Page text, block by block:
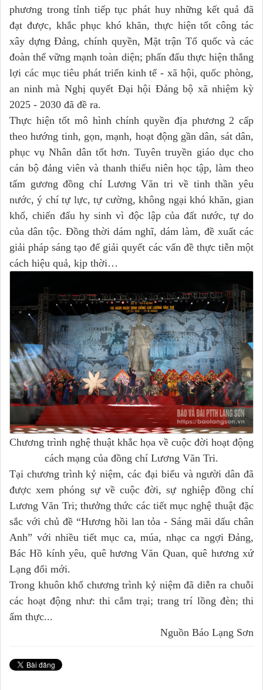
phương trong tỉnh tiếp tục phát huy những kết quả đã
đạt được, khắc phục khó khăn, thực hiện tốt công tác
xây dựng Đảng, chính quyền, Mặt trận Tổ quốc và các
đoàn thể vững mạnh toàn diện; phấn đấu thực hiện thắng
lợi các mục tiêu phát triển kinh tế - xã hội, quốc phòng,
an ninh mà Nghị quyết Đại hội Đảng bộ xã nhiệm kỳ
2025 - 2030 đã đề ra.
Thực hiện tốt mô hình chính quyền địa phương 2 cấp
theo hướng tinh, gọn, mạnh, hoạt động gần dân, sát dân,
phục vụ Nhân dân tốt hơn. Tuyên truyền giáo dục cho
cán bộ đảng viên và thanh thiếu niên học tập, làm theo
tấm gương đồng chí Lương Văn tri về tinh thần yêu
nước, ý chí tự lực, tự cường, không ngại khó khăn, gian
khổ, chiến đấu hy sinh vì độc lập của đất nước, tự do
của dân tộc. Đồng thời dám nghĩ, dám làm, đề xuất các
giải pháp sáng tạo để giải quyết các vấn đề thực tiễn một
cách hiệu quả, kịp thời…
Chương trình nghệ thuật khắc họa về cuộc đời hoạt động
cách mạng của đồng chí Lương Văn Tri.
Tại chương trình kỷ niệm, các đại biểu và người dân đã
được xem phóng sự về cuộc đời, sự nghiệp đồng chí
Lương Văn Tri; thưởng thức các tiết mục nghệ thuật đặc
sắc với chủ đề “Hương hồi lan tỏa - Sáng mãi dấu chân
Anh” với nhiều tiết mục ca, múa, nhạc ca ngợi Đảng,
Bác Hồ kính yêu, quê hương Văn Quan, quê hương xứ
Lạng đổi mới.
Trong khuôn khổ chương trình kỷ niệm đã diễn ra chuỗi
các hoạt động như: thi cắm trại; trang trí lồng đèn; thi
ẩm thực...
Nguồn Báo Lạng Sơn